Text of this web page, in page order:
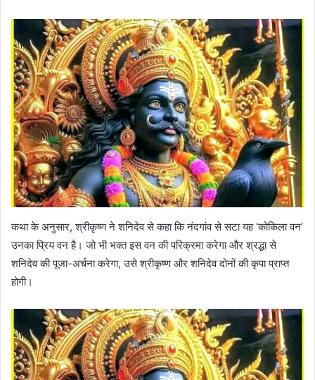
कथा के अनुसार, श्रीकृष्ण ने शनिदेव से कहा कि नंदगांव से सटा यह ‘कोकिला वन’
उनका प्रिय वन है। जो भी भक्त इस वन की परिक्रमा करेगा और श्रद्धा से
शनिदेव की पूजा-अर्चना करेगा, उसे श्रीकृष्ण और शनिदेव दोनों की कृपा प्राप्त
होगी।